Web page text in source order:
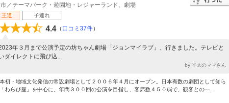
／テーマパーク・遊園地・レジャーランド、劇場
王道 子連れ
4.4 （ 口コミ37件）
年３月まで公演予定の坊ちゃん劇場「ジョンマイラブ」、行きました。テレビと
ダイレクトに飛び込...
by 平太のママさん
初・地域文化発信の常設劇場として２００６年４月にオープン。日本有数の劇団として知ら
わらび座」を中心に、年間３００回の公演を目指し、客席数４５０弱で、観客との一...